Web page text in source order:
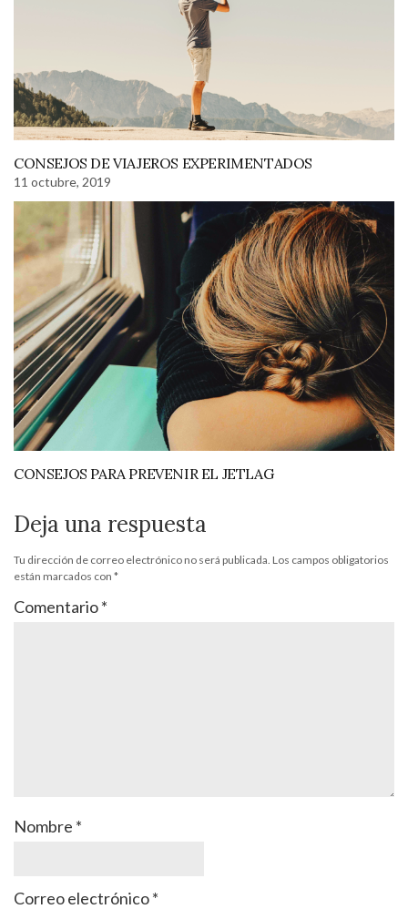
CONSEJOS DE VIAJEROS EXPERIMENTADOS
11 octubre, 2019
CONSEJOS PARA PREVENIR EL JETLAG
Deja una respuesta
Tu dirección de correo electrónico no será publicada. Los campos obligatorios
están marcados con *
Comentario*
Nombre *
Correo electrónico*